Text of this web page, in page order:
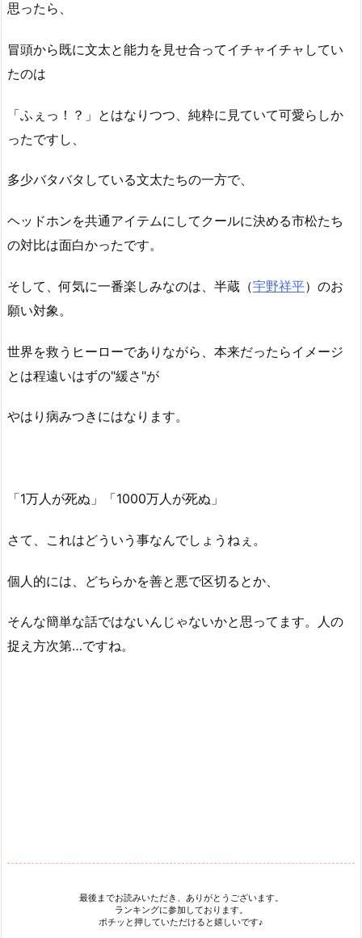
思ったら、
冒頭から既に文太と能力を見せ合ってイチャイチャしてい
たのは
「ふぇっ！？」とはなりつつ、純粋に見ていて可愛らしか
ったですし、
多少バタバタしている文太たちの一方で、
ヘッドホンを共通アイテムにしてクールに決める市松たち
の対比は面白かったです。
そして、何気に一番楽しみなのは、半蔵（宇野祥平）のお
願い対象。
世界を救うヒーローでありながら、本来だったらイメージ
とは程遠いはずの"緩さ"が
やはり病みつきにはなります。
「1万人が死ぬ」「1000万人が死ぬ」
さて、これはどういう事なんでしょうねぇ。
個人的には、どちらかを善と悪で区切るとか、
そんな簡単な話ではないんじゃないかと思ってます。人の
捉え方次第…ですね。
最後までお読みいただき、ありがとうございます。
ランキングに参加しております。
ポチッと押していただけると嬉しいです♪